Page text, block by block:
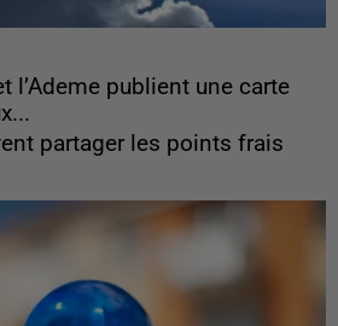
l’Ademe publient une carte
partager les points frais